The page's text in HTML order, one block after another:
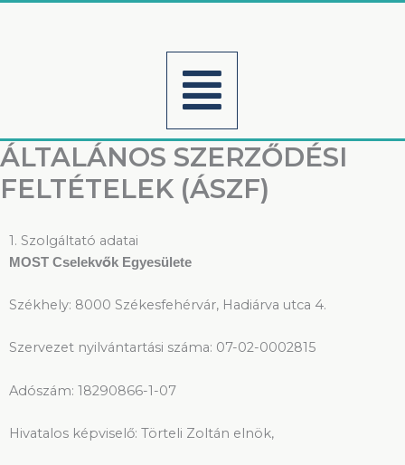
Menu
ÁLTALÁNOS SZERZŐDÉSI
FELTÉTELEK (ÁSZF)
1. Szolgáltató adatai
MOST Cselekvők Egyesülete
Székhely: 8000 Székesfehérvár, Hadiárva utca 4.
Szervezet nyilvántartási száma: 07-02-0002815
Adószám: 18290866-1-07
Hivatalos képviselő: Törteli Zoltán elnök,